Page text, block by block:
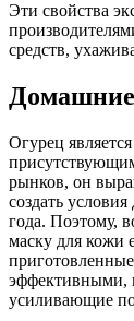
Эти свойства
средств,
Домашние
Огурец
рынков, он
создать
года. Поэтому,
маску для кожи
эффективными,
усиливающие